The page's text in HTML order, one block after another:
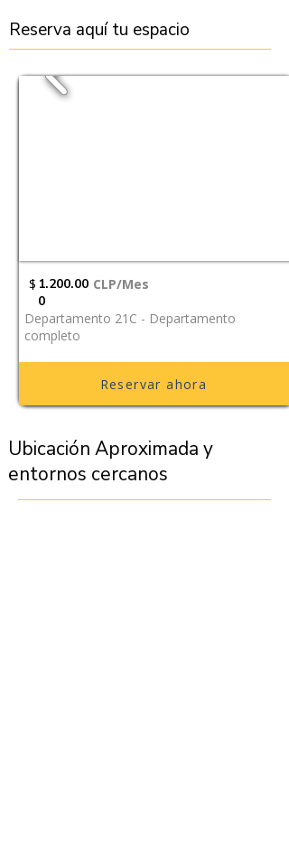
Reserva aquí tu espacio
$ 1.200.00
0
CLP/Mes
Departamento 21C - Departamento
completo
Reservar ahora
Ubicación Aproximada y
entornos cercanos